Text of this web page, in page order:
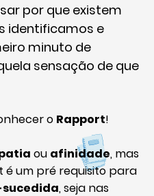
por que existem
identificamos e
minuto de
sensação de que
o Rapport!
ou afinidade, mas
é um pré requisito para
, seja nas